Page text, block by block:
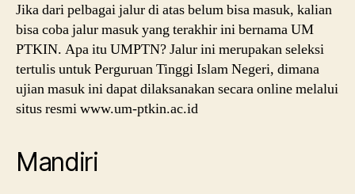
Jika dari pelbagai jalur di atas belum bisa masuk, kalian
bisa coba jalur masuk yang terakhir ini bernama UM
PTKIN. Apa itu UMPTN? Jalur ini merupakan seleksi
tertulis untuk Perguruan Tinggi Islam Negeri, dimana
ujian masuk ini dapat dilaksanakan secara online melalui
situs resmi www.um-ptkin.ac.id
Mandiri